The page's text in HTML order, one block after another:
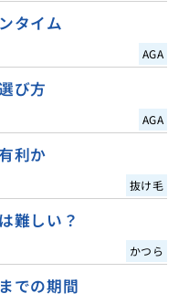
タイム
AGA
び方
AGA
利か
抜け毛
難しい？
かつら
での期間